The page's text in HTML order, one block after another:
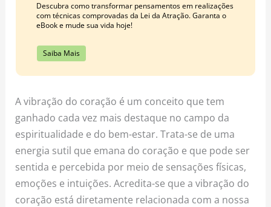
Descubra como transformar pensamentos em realizações
com técnicas comprovadas da Lei da Atração. Garanta o
eBook e mude sua vida hoje!
Saiba Mais
A vibração do coração é um conceito que tem
ganhado cada vez mais destaque no campo da
espiritualidade e do bem-estar. Trata-se de uma
energia sutil que emana do coração e que pode ser
sentida e percebida por meio de sensações físicas,
emoções e intuições. Acredita-se que a vibração do
coração está diretamente relacionada com a nossa